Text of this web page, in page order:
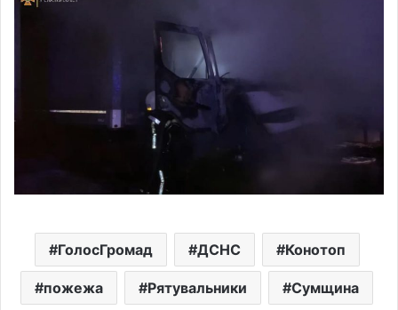
ГолосГромад ДСНС Конотоп
пожежа Рятувальники Сумщина